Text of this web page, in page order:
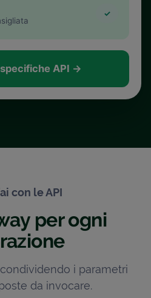
✓
API →
con le API
per ogni
i parametri
da invocare.